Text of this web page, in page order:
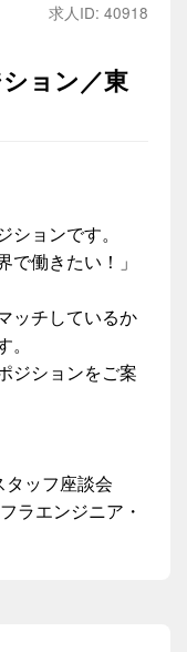
求人ID: 40918
ョン／東
ョンです。
働きたい！」
ッチしているか
ジションをご案
ッフ座談会
ラエンジニア・